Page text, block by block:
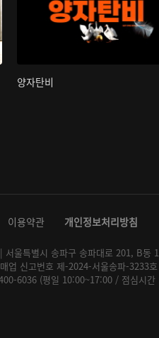
양자탄비
이용약관 개인정보처리방침
서울특별시 송파구 송파대로 201, B동
업 신고번호 제-2024-서울송파-3233호
6036 (평일 10:00~17:00 / 점심시간